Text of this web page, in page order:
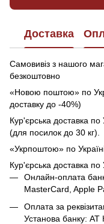
Доставка
Самовивіз з нашого
безкоштовно
«Новою поштою» по
доставку до -40%)
Кур'єрська доставка
(для посилок до 30 кг).
«Укрпоштою» по
Кур'єрська доставка
Онлайн-оплата
MasterCard, Apple
Оплата за
Установа банку: